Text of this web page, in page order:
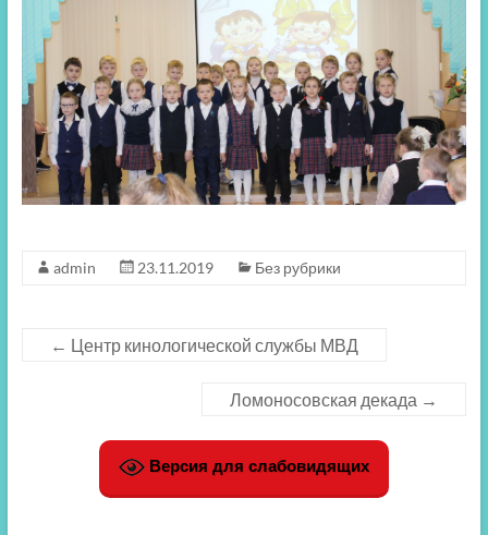
admin 23.11.2019 Без рубрики
← Центр кинологической службы МВД
Ломоносовская декада →
Версия для слабовидящих